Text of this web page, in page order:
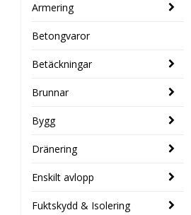
Armering
Betongvaror
Betäckningar
Brunnar
Bygg
Dränering
Enskilt avlopp
Fuktskydd & Isolering